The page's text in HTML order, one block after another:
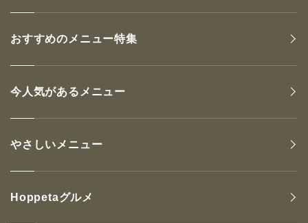
おすすめのメニュー特集
今人気があるメニュー
やさしいメニュー
Hoppetaグルメ